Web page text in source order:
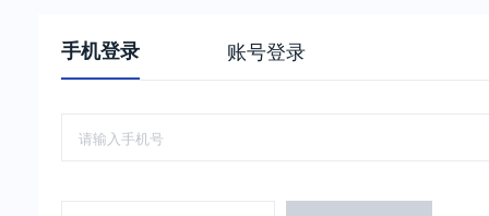
手机登录 账号登录